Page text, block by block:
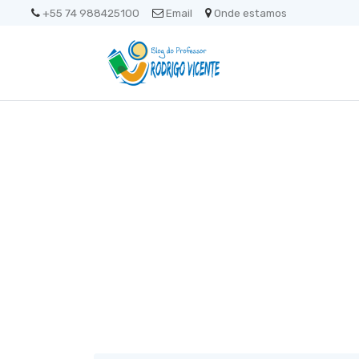
+55 74 988425100 Email Onde estamos